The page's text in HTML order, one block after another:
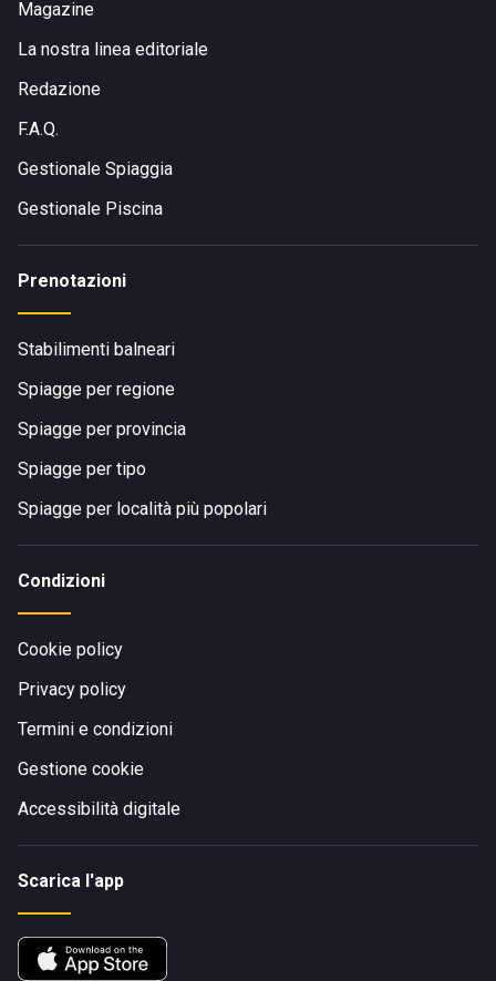
Magazine
La nostra linea editoriale
Redazione
F.A.Q.
Gestionale Spiaggia
Gestionale Piscina
Prenotazioni
Stabilimenti balneari
Spiagge per regione
Spiagge per provincia
Spiagge per tipo
Spiagge per località più popolari
Condizioni
Cookie policy
Privacy policy
Termini e condizioni
Gestione cookie
Accessibilità digitale
Scarica l'app